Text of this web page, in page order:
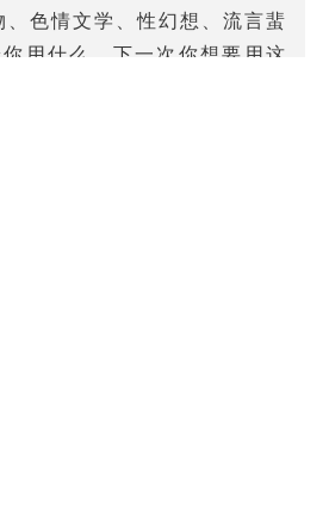
、色情文学、性幻想、流言蜚
用什么，下一次你想要用这